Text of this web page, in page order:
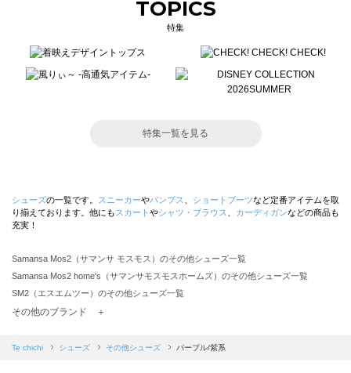
TOPICS
特集
特集一覧を見る
シューズの一覧です。 スニーカーやパンプス ショートブーツなど定番アイテムを取
り揃えております。他にも スカート やシャツ・ブラウス カーディガンなどの商品も
充実！
Samansa Mos2（サマンサ モスモス）のその他シューズ一覧
Samansa Mos2 home's（サマンサモスモスホームズ）のその他シューズ一覧
SM2（エスエムツー）のその他シューズ一覧
Samansa Mos2 blue（サマンサモスモス ブルー）のその他シューズ一覧
その他のブランド ＋
Te chichi シューズ その他シューズ パープル/紫系